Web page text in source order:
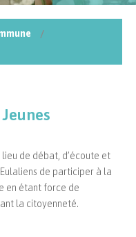
lieu de débat, d’écoute et
de participer à la
en étant force de
la citoyenneté.